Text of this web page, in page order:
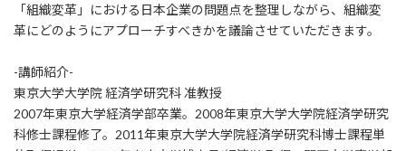
「組織変革」における日本企業の問題点を整理しながら、組織変
革にどのようにアプローチすべきかを議論させていただきます。
-講師紹介-
東京大学大学院 経済学研究科 准教授
2007年東京大学経済学部卒業。2008年東京大学大学院経済学研究
科修士課程修了。2011年東京大学大学院経済学研究科博士課程単